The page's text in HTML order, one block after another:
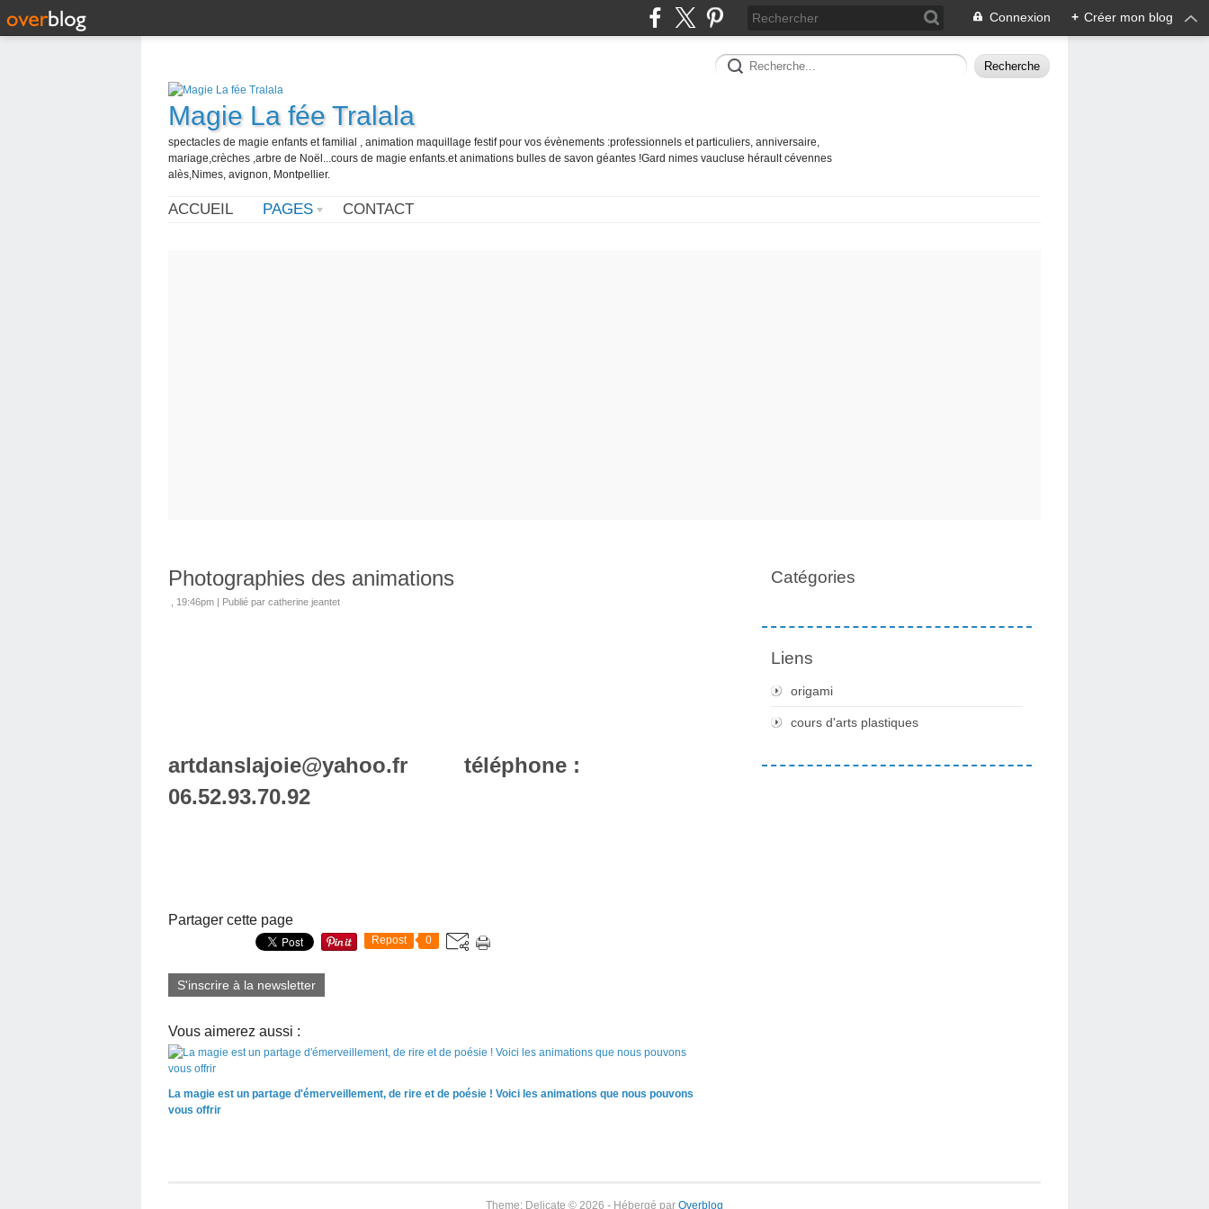
Connexion + Créer mon blog
Magie La fée Tralala
spectacles de magie enfants et familial , animation maquillage festif pour vos évènements :professionnels et particuliers, anniversaire,
mariage,crèches ,arbre de Noël...cours de magie enfants.et animations bulles de savon géantes !Gard nimes vaucluse hérault cévennes
alès,Nimes, avignon, Montpellier.
ACCUEIL PAGES CONTACT
Photographies des animations
, 19:46pm | Publié par catherine jeantet
artdanslajoie@yahoo.fr téléphone :
06.52.93.70.92
Partager cette page
Repost 0
S'inscrire à la newsletter
Vous aimerez aussi :
La magie est un partage d'émerveillement, de rire et de poésie ! Voici les animations que nous pouvons
vous offrir
Catégories
Liens
origami
cours d'arts plastiques
Theme: Delicate © 2026 - Hébergé par Overblog